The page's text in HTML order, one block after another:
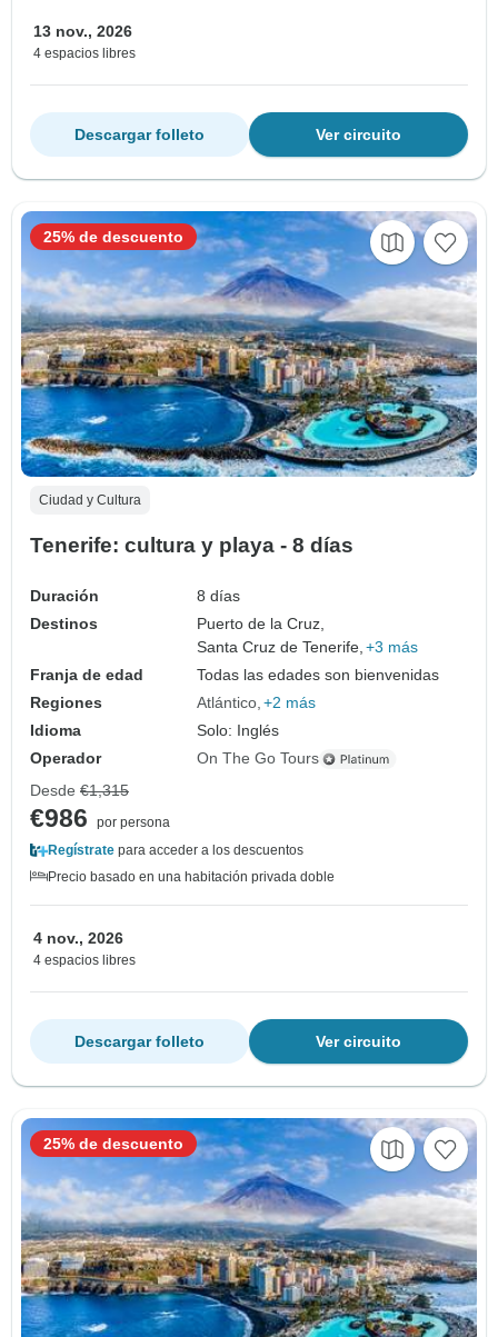
13 nov., 2026
4 espacios libres
Ver circuito
Descargar folleto
Ciudad y Cultura
Tenerife: cultura y playa - 8 días
Duración
8 días
Destinos
Puerto de la Cruz,
Santa Cruz de Tenerife, +3 más
Franja de edad
Todas las edades son bienvenidas
Regiones
Atlántico +2 más
Idioma
Solo: Inglés
Operador
On The Go Tours
25% de descuento
Desde €1,315
€986
por persona
Regístrate para acceder a los descuentos
Precio basado en una habitación privada doble
4 nov., 2026
4 espacios libres
Ver circuito
Descargar folleto
25% de descuento